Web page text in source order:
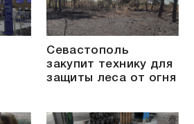
Севастополь
закупит технику для
защиты леса от огня